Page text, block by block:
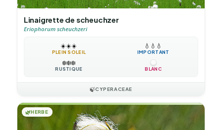
Linaigrette de scheuchzer
Eriophorum scheuchzeri
☀️☀️☀️
PLEIN SOLEIL
💧 💧 💧
IMPORTANT
❄️❄️❄️
RUSTIQUE BLANC
🍃CYPERACEAE
🌿HERBE